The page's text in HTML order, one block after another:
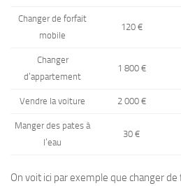
Changer de forfait
mobile
120 €
Changer
d’appartement
1 800 €
Vendre la voiture 2 000 €
Manger des pates à
l’eau
30 €
On voit ici par exemple que changer